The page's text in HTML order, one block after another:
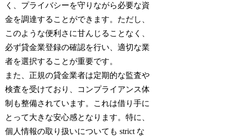
く、プライバシーを守りながら必要な資
金を調達することができます。ただし、
このような便利さに甘んじることなく、
必ず貸金業登録の確認を行い、適切な業
者を選択することが重要です。
また、正規の貸金業者は定期的な監査や
検査を受けており、コンプライアンス体
制も整備されています。これは借り手に
とって大きな安心感となります。特に、
個人情報の取り扱いについても strict な